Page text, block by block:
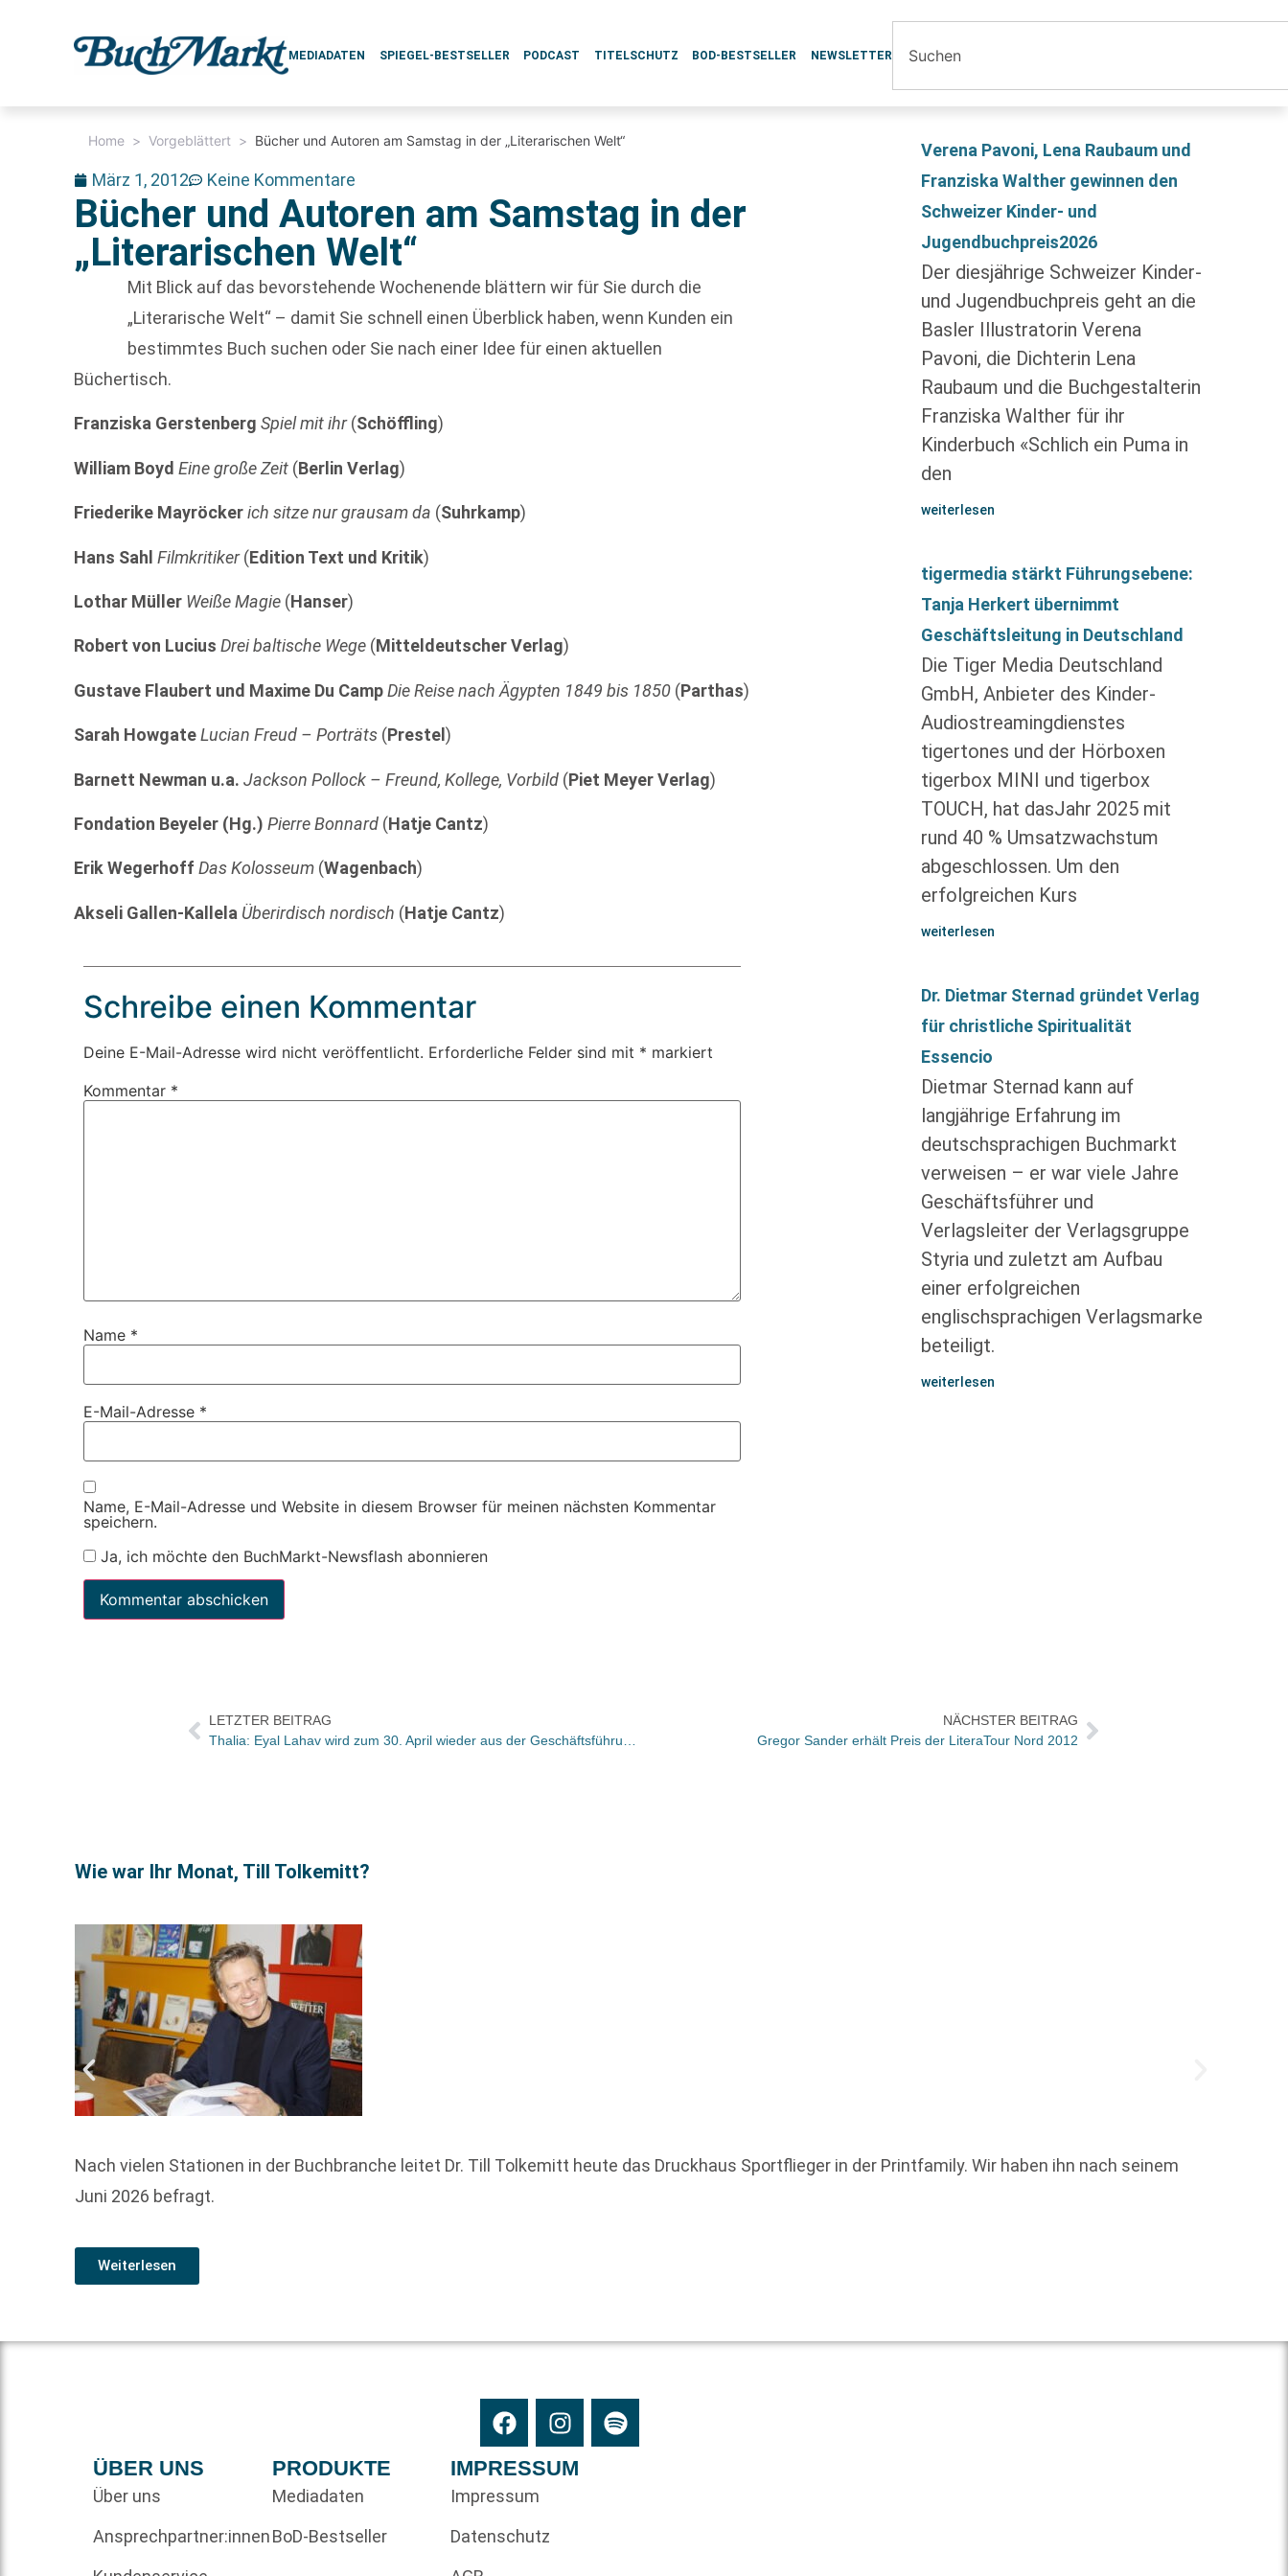
MEDIADATEN SPIEGEL-BESTSELLER PODCAST TITELSCHUTZ BOD-BESTSELLER NEWSLETTER
Home > Vorgeblättert > Bücher und Autoren am Samstag in der „Literarischen Welt“
März 1, 2012 Keine Kommentare
Bücher und Autoren am Samstag in der
„Literarischen Welt“
Mit Blick auf das bevorstehende Wochenende blättern wir für Sie durch die
„Literarische Welt“ – damit Sie schnell einen Überblick haben, wenn Kunden ein
bestimmtes Buch suchen oder Sie nach einer Idee für einen aktuellen
Büchertisch.
Franziska Gerstenberg Spiel mit ihr(Schöffling)
William Boyd Eine große Zeit (Berlin Verlag)
Friederike Mayröcker ich sitze nur grausam da (Suhrkamp)
Hans Sahl Filmkritiker(Edition Text und Kritik)
Lothar Müller Weiße Magie (Hanser)
Robert von Lucius Drei baltische Wege (Mitteldeutscher Verlag)
Gustave Flaubert und Maxime Du Camp Die Reise nach Ägypten 1849 bis 1850 (Parthas)
Sarah Howgate Lucian Freud – Porträts (Prestel)
Barnett Newman u.a. Jackson Pollock – Freund, Kollege, Vorbild (Piet Meyer Verlag)
Fondation Beyeler (Hg.) Pierre Bonnard (Hatje Cantz)
Erik Wegerhoff Das Kolosseum (Wagenbach)
Akseli Gallen-Kallela Überirdisch nordisch (Hatje Cantz)
Schreibe einen Kommentar
Deine E-Mail-Adresse wird nicht veröffentlicht. Erforderliche Felder sind mit * markiert
Kommentar *
Name *
E-Mail-Adresse *
Name, E-Mail-Adresse und Website in diesem Browser für meinen nächsten Kommentar
speichern.
Ja, ich möchte den BuchMarkt-Newsflash abonnieren
Verena Pavoni, Lena Raubaum und
Franziska Walther gewinnen den
Schweizer Kinder- und
Jugendbuchpreis2026
Der diesjährige Schweizer Kinder-
und Jugendbuchpreis geht an die
Basler Illustratorin Verena
Pavoni, die Dichterin Lena
Raubaum und die Buchgestalterin
Franziska Walther für ihr
Kinderbuch «Schlich ein Puma in
den
weiterlesen
tigermedia stärkt Führungsebene:
Tanja Herkert übernimmt
Geschäftsleitung in Deutschland
Die Tiger Media Deutschland
GmbH, Anbieter des Kinder-
Audiostreamingdienstes
tigertones und der Hörboxen
tigerbox MINI und tigerbox
TOUCH, hat dasJahr 2025 mit
rund 40 % Umsatzwachstum
abgeschlossen. Um den
erfolgreichen Kurs
weiterlesen
Dr. Dietmar Sternad gründet Verlag
für christliche Spiritualität
Essencio
Dietmar Sternad kann auf
langjährige Erfahrung im
deutschsprachigen Buchmarkt
verweisen – er war viele Jahre
Geschäftsführer und
Verlagsleiter der Verlagsgruppe
Styria und zuletzt am Aufbau
einer erfolgreichen
englischsprachigen Verlagsmarke
beteiligt.
weiterlesen
LETZTER BEITRAG
NÄCHSTER BEITRAG
Gregor Sander erhält Preis der LiteraTour Nord 2012
Wie war Ihr Monat, Till Tolkemitt?
Nach vielen Stationen in der Buchbranche leitet Dr. Till Tolkemitt heute das Druckhaus Sportflieger in der Printfamily. Wir haben ihn nach seinem
Juni 2026 befragt.
Weiterlesen
ÜBER UNS
Über uns
Ansprechpartner:innen
PRODUKTE
Mediadaten
BoD-Bestseller
IMPRESSUM
Impressum
Datenschutz